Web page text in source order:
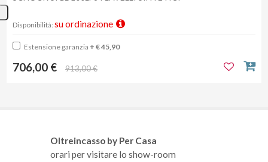
Disponibilità: su ordinazione
Estensione garanzia + € 45,90
706,00 € 913,00 €
Oltreincasso by Per Casa
orari per visitare lo show-room